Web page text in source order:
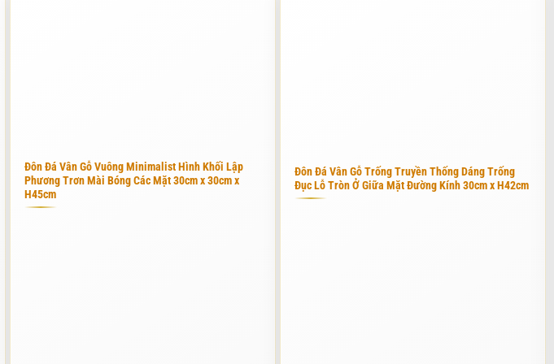
đích thân đến các mỏ đá để tuyển chọn những khối đá có vân đẹp và cấu trúc đặc khít nhất. Sau khi
Trong quá trình cắt, thợ phải tính toán sao cho giữ được những đường vân đẹp nhất hiện lên trên
giảm đi đáng kể.
nhưng cũng không nên quá nặng đến mức không thể di chuyển khi cần thiết. Chúng tôi thường
gia đình. Sự cân bằng giữa thẩm mỹ và công năng sử dụng luôn được tôi đặt lên hàng đầu trong
khéo léo thay thế cho máy móc khô khan. Từng đường cong của ghế, từng góc bo đều được mài tỉ
nhận sự trơn tru. Đối với những khách hàng cầu kỳ, chúng tôi còn thực hiện các chi tiết chạm
Thọ Stone, đây là bước bắt buộc. Lớp chống thấm này thẩm thấu sâu vào các mao quản của đá,
bị ẩm mốc từ bên trong và giữ được màu sắc tươi mới như ngày đầu. Tôi tin rằng, sự tử tế trong
Đôn Đá Vân Gỗ Vuông Minimalist Hình Khối Lập
Phương Trơn Mài Bóng Các Mặt 30cm x 30cm x
H45cm
Đôn Đá Vân Gỗ Trống Truyền Thống Dáng Trống
Đục Lỗ Tròn Ở Giữa Mặt Đường Kính 30cm x H42cm